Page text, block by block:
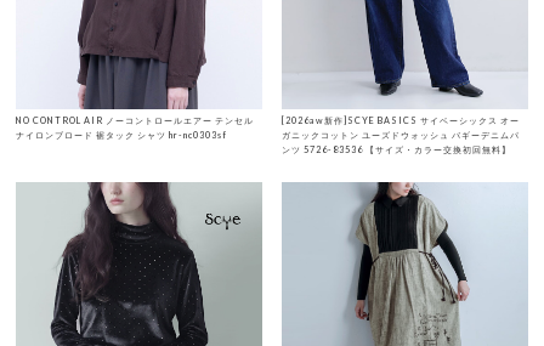
NO CONTROL AIR ノーコントロールエアー テンセル
ナイロンブロード 裾タック シャツ hr-nc0303sf
[2026aw新作]SCYE BASICS サイベーシックス オー
ガニックコットン ユーズドウォッシュ バギーデニムパ
ンツ 5726-83536 【サイズ・カラー交換初回無料】